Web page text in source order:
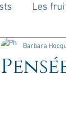
Les
De
Barbara